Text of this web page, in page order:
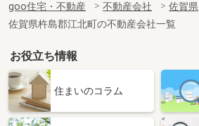
goo住宅・不動産 不動産会社 佐賀県
佐賀県杵島郡江北町の不動産会社一覧
お役立ち情報
住まいのコラム